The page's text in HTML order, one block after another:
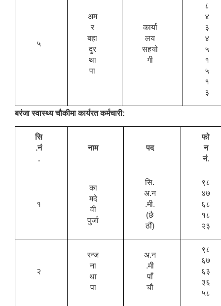
५
अम
र
बहा
दुर
था
पा
कार्या
लय
सहयो
गी
८
४
३
४
५
१
५
१
३
बरंजा स्वास्थ्य चौकीमा कार्यरत कर्मचारी:
सि
.नं
.
नाम पद
फो
न
नं.
१
का
मदे
वी
पुर्जा
सि.
अ.न
.मी.
(छै
ठौं)
९८
४७
६८
१८
२३
२
रन्ज
ना
था
पा
अ.न
.मी
पाँ
चौ
९८
६७
६३
३६
५८